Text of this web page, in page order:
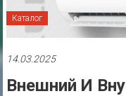
Каталог
14.03.2025
Внешний И